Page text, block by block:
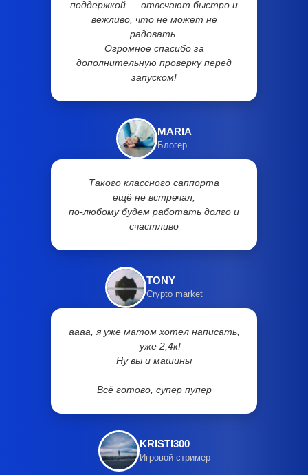
поддержкой — отвечают быстро и
вежливо, что не может не
радовать.
Огромное спасибо за
дополнительную проверку перед
запуском!
MARIA
Блогер
Такого классного саппорта
ещё не встречал,
по-любому будем работать долго и
счастливо
TONY
Crypto market
аааа, я уже матом хотел написать,
— уже 2,4к!
Ну вы и машины
Всё готово, супер пупер
KRISTI300
Игровой стример